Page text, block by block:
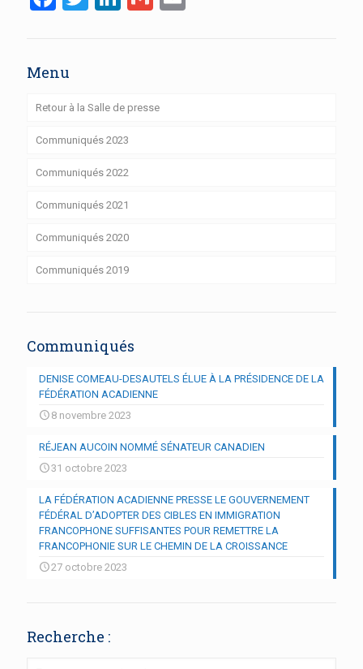
Menu
Retour à la Salle de presse
Communiqués 2023
Communiqués 2022
Communiqués 2021
Communiqués 2020
Communiqués 2019
Communiqués
DENISE COMEAU-DESAUTELS ÉLUE À LA PRÉSIDENCE DE LA
FÉDÉRATION ACADIENNE
8 novembre 2023
RÉJEAN AUCOIN NOMMÉ SÉNATEUR CANADIEN
31 octobre 2023
LA FÉDÉRATION ACADIENNE PRESSE LE GOUVERNEMENT
FÉDÉRAL D’ADOPTER DES CIBLES EN IMMIGRATION
FRANCOPHONE SUFFISANTES POUR REMETTRE LA
FRANCOPHONIE SUR LE CHEMIN DE LA CROISSANCE
27 octobre 2023
Recherche :